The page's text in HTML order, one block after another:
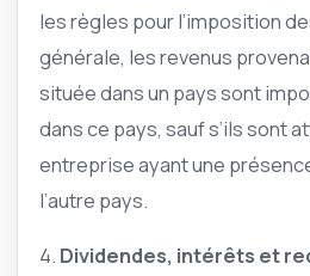
les règles pour l’imposition
générale, les revenus
située dans un pays sont
dans ce pays, sauf s’ils sont
entreprise ayant une
l’autre pays.
4. Dividendes, intérêts et